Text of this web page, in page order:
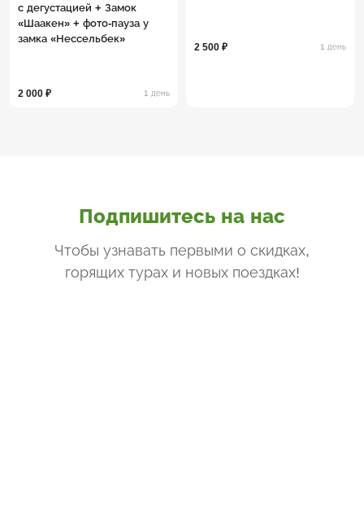
с дегустацией + Замок
«Шаакен» + фото-пауза у
замка «Нессельбек»
2 000 ₽ 1 день
2 500 ₽ 1 день
Подпишитесь на нас
Чтобы узнавать первыми о скидках,
горящих турах и новых поездках!